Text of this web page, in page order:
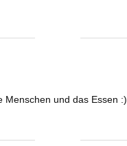
Menschen und das Essen :)